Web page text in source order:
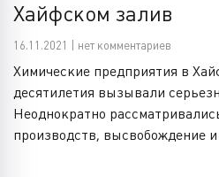
Хайфском залив
16.11.2021 | нет комментариев
Химические предприятия в
десятилетия вызывали
Неоднократно
производств, высвобождение